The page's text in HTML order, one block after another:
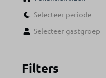
Selecteer periode
Selecteer gastgroep
Filters